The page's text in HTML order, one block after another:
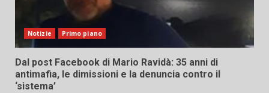
Notizie Primo piano
Dal post Facebook di Mario Ravidà: 35 anni di
antimafia, le dimissioni e la denuncia contro il
‘sistema’